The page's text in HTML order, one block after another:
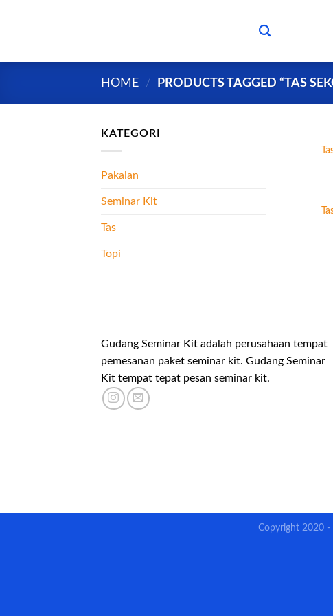
HOME / PRODUCTS TAGGED “TAS
KATEGORI
Pakaian
Seminar Kit
Tas
Topi
Gudang Seminar Kit adalah perusahaan tempat
pemesanan paket seminar kit. Gudang Seminar
Kit tempat tepat pesan seminar kit.
Copyright 2020